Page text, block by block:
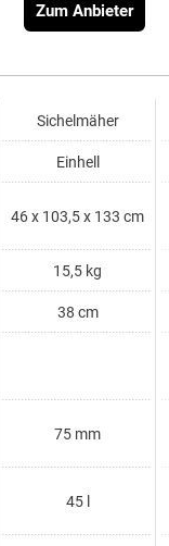
Zum Anbieter
Sichelmäher
Einhell
46 x 103,5 x 133 cm
15,5 kg
38 cm
75 mm
45 l